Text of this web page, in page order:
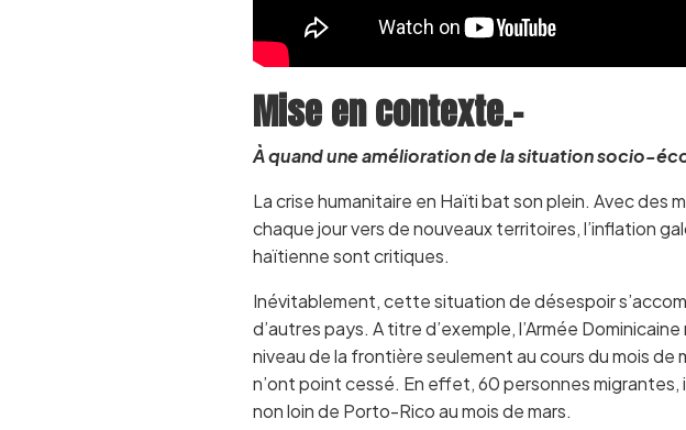
Mise en contexte.-
À quand une amélioration de la situation socio-
La crise humanitaire en Haïti bat son plein. Avec des
chaque jour vers de nouveaux territoires, l’inflation
haïtienne sont critiques.
Inévitablement, cette situation de désespoir
d’autres pays. A titre d’exemple, l’Armée
niveau de la frontière seulement au cours du mois de
n’ont point cessé. En effet, 60 personnes
non loin de Porto-Rico au mois de mars.